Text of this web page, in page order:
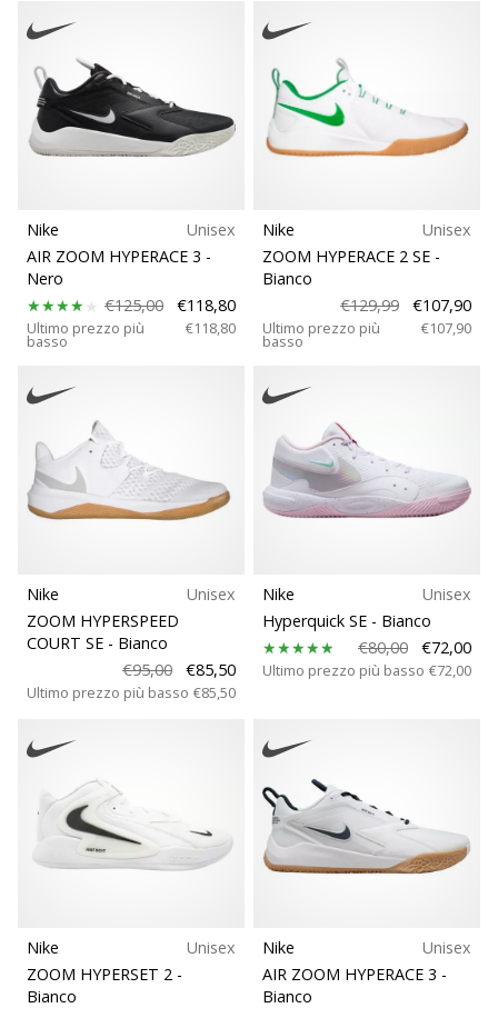
Unisciti
al…
Mostra
Nike
Unisex
AIR ZOOM HYPERACE 3 -
Nero
€125,00
€118,80
Ultimo prezzo più
basso
€118,80
Nike
Unisex
ZOOM HYPERACE 2 SE -
Bianco
€129,99
€107,90
Ultimo prezzo più
basso
€107,90
Nike
Unisex
ZOOM HYPERSPEED
COURT SE - Bianco
€95,00
€85,50
Ultimo prezzo più basso €85,50
Nike
Unisex
Hyperquick SE - Bianco
€80,00
€72,00
Ultimo prezzo più basso €72,00
Nike
Unisex
ZOOM HYPERSET 2 -
Bianco
Nike
Unisex
AIR ZOOM HYPERACE 3 -
Bianco